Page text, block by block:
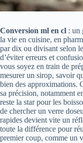
Conversion ml en cl : un
la vie en cuisine, en
par dix ou divisant selon
d’éviter erreurs et
vous soyez en train de
mesurer un sirop, savoir
bien des approximations.
sa précision, notamment
reste la star pour les
de chercher un verre
rapides devient vite un
toute la différence pour
premier coup, comme un